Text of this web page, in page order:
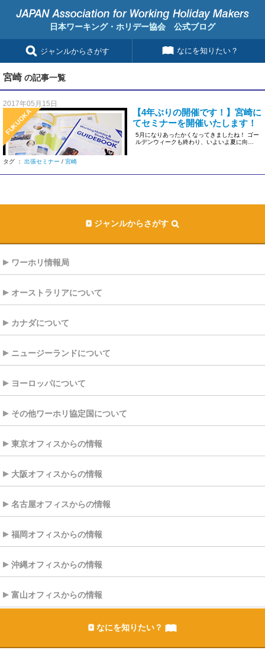
日本ワーキング・ホリデー協会 公式ブログ
ジャンルからさがす なにを知りたい？
宮崎の記事一覧
2017年05月15日
FUKUOKA
【4年ぶりの開催です！】宮崎に
てセミナーを開催いたします！
5月になりあったかくなってきましたね！ ゴー
ルデンウィークも終わり、いよいよ夏に向か
タグ ： 出張セミナー / 宮崎
ジャンルからさがす
ワーホリ情報局
オーストラリアについて
カナダについて
ニュージーランドについて
ヨーロッパについて
その他ワーホリ協定国について
東京オフィスからの情報
大阪オフィスからの情報
名古屋オフィスからの情報
福岡オフィスからの情報
沖縄オフィスからの情報
富山オフィスからの情報
なにを知りたい？